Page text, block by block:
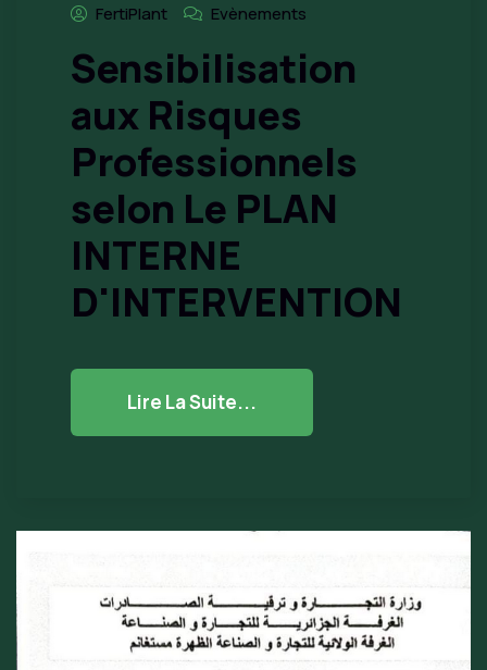
Sensibilisation
aux Risques
Professionnels
selon Le PLAN
INTERNE
D'INTERVENTION
FertiPlant Evènements
Lire La Suite...